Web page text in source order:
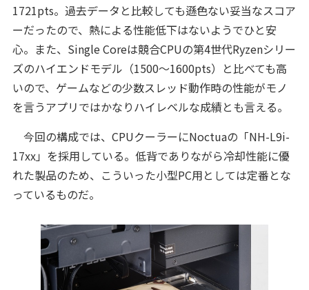
1721pts。過去データと比較しても遜色ない妥当なスコア
ーだったので、熱による性能低下はないようでひと安
心。また、Single Coreは競合CPUの第4世代Ryzenシリー
ズのハイエンドモデル（1500～1600pts）と比べても高
いので、ゲームなどの少数スレッド動作時の性能がモノ
を言うアプリではかなりハイレベルな成績とも言える。
今回の構成では、CPUクーラーにNoctuaの「NH-L9i-
17xx」を採用している。低背でありながら冷却性能に優
れた製品のため、こういった小型PC用としては定番とな
っているものだ。